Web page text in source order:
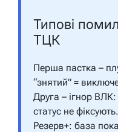
Типові
ТЦК
Перша пастка –
“знятий” =
Друга – ігнор ВЛК:
статус не
Резерв+: база